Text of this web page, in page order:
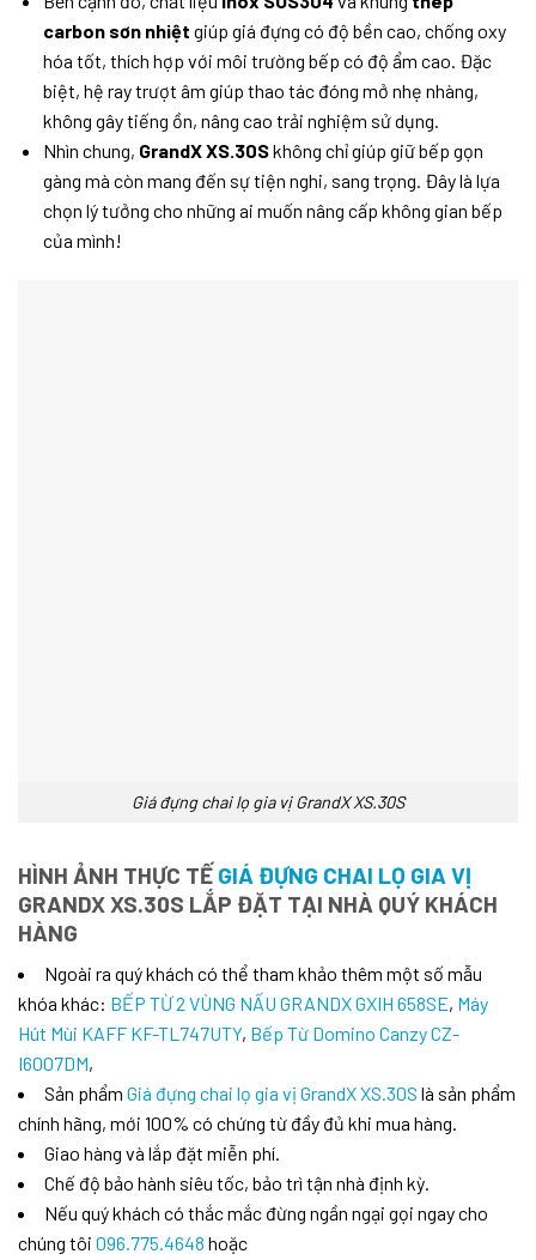
carbon sơn nhiệt giúp giá đựng có độ bền cao, chống oxy
hóa tốt, thích hợp với môi trường bếp có độ ẩm cao. Đặc
biệt, hệ ray trượt âm giúp thao tác đóng mở nhẹ nhàng,
không gây tiếng ồn, nâng cao trải nghiệm sử dụng.
Nhìn chung, GrandX XS.30Skhông chỉ giúp giữ bếp gọn
gàng mà còn mang đến sự tiện nghi, sang trọng. Đây là lựa
chọn lý tưởng cho những ai muốn nâng cấp không gian bếp
của mình!
Giá đựng chai lọ gia vị GrandX XS.30S
HÌNH ẢNH THỰC TẾ GIÁ ĐỰNG CHAI LỌ GIA VỊ
GRANDX XS.30S LẮP ĐẶT TẠI NHÀ QUÝ KHÁCH
HÀNG
Ngoài ra quý khách có thể tham khảo thêm một số mẫu
khóa khác: BẾP TỪ 2 VÙNG NẤU GRANDX GXIH 658SE, Máy
Hút Mùi KAFF KF-TL747UTY, Bếp Từ Domino Canzy CZ-
I6007DM,
Sản phẩm Giá đựng chai lọ gia vị GrandX XS.30S là sản phẩm
chính hãng, mới 100% có chứng từ đầy đủ khi mua hàng.
Giao hàng và lắp đặt miễn phí.
Chế độ bảo hành siêu tốc, bảo trì tận nhà định kỳ.
Nếu quý khách có thắc mắc đừng ngần ngại gọi ngay cho
chúng tôi 096.775.4648 hoặc